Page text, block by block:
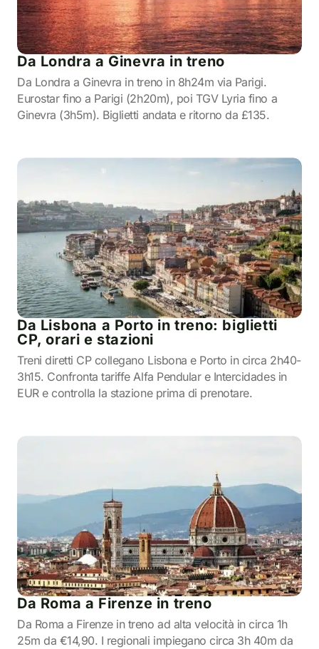
Da Londra a Ginevra in treno
Da Londra a Ginevra in treno in 8h24m via Parigi.
Eurostar fino a Parigi (2h20m), poi TGV Lyria fino a
Ginevra (3h5m). Biglietti andata e ritorno da £135.
Da Lisbona a Porto in treno: biglietti
CP, orari e stazioni
Treni diretti CP collegano Lisbona e Porto in circa 2h40-
3h15. Confronta tariffe Alfa Pendular e Intercidades in
EUR e controlla la stazione prima di prenotare.
Da Roma a Firenze in treno
Da Roma a Firenze in treno ad alta velocità in circa 1h
25m da €14,90. I regionali impiegano circa 3h 40m da